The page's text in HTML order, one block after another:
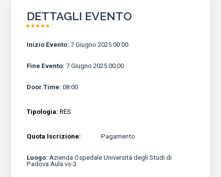
DETTAGLI EVENTO
Inizio Evento:7 Giugno 2025 00:00
Fine Evento:7 Giugno 2025 00:00
Door Time:08:00
Tipologia:RES
Quota Iscrizione: Pagamento
Luogo: Azienda Ospedale Università degli Studi di
Padova Aula vs-3